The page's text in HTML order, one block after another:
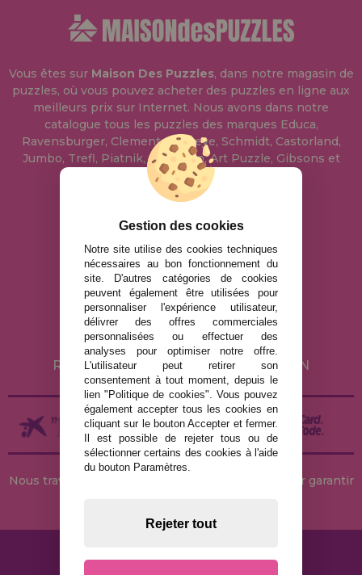
Vous êtes sur Maison Des Puzzles, dans notre magasin de
puzzles, où vous pouvez acheter des puzzles en ligne aux
meilleurs prix sur Internet. Nous avons dans notre
catalogue tous les puzzles des marques Educa,
Ravensburger, Clementoni, Heye, Schmidt, Castorland,
Jumbo, Trefl, Piatnik, Anatolian, Art Puzzle, Gibsons et
bien d'autres.
info@maisondespuzzles.fr
MENTIONS LÉGALES
POLITIQUE DE CONFIDENTIALITÉ
POLITIQUE DE COOKIES
LIVRAISON ET RETOUR
RETOURS / DROIT DE RÉTRACTATION
Nous travaillons avec des stocks permanents pour garantir
Gestion des cookies
Notre site utilise des cookies techniques
nécessaires au bon fonctionnement du
site. D'autres catégories de cookies
peuvent également être utilisées pour
personnaliser l'expérience utilisateur,
délivrer des offres commerciales
personnalisées ou effectuer des
analyses pour optimiser notre offre.
L'utilisateur peut retirer son
consentement à tout moment, depuis le
lien "Politique de cookies". Vous pouvez
également accepter tous les cookies en
cliquant sur le bouton Accepter et fermer.
Il est possible de rejeter tous ou de
sélectionner certains des cookies à l'aide
du bouton Paramètres.
Rejeter tout